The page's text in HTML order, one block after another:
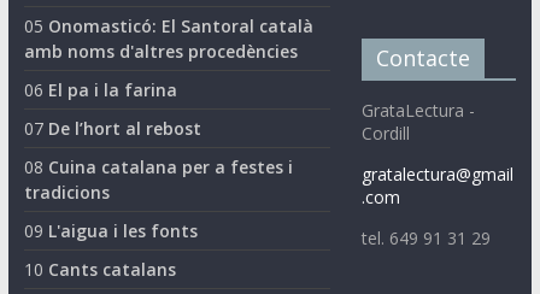
05 Onomasticó: El Santoral català
amb noms d'altres procedències
06 El pa i la farina
07 De l’hort al rebost
08 Cuina catalana per a festes i
tradicions
09 L'aigua i les fonts
10 Cants catalans
Contacte
GrataLectura -
Cordill
gratalectura@gmail
.com
tel. 649 91 31 29